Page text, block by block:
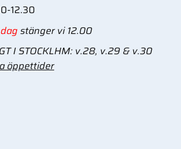
12.30
stänger vi 12.00
I STOCKLHM: v.28, v.29 & v.30
öppettider